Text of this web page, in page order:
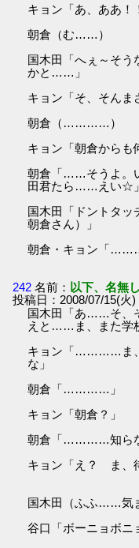
キョン「あ、ああ
朝倉（む……）
国木田「へぇ～そう
かと……」
キョン「そ、そん
朝倉（…………）
キョン「朝倉からも
朝倉「……そうよ。
田君たら……えい☆
国木田「ドントタ
朝倉さん）」
朝倉・キョン「
242 名前： 以下、名無
投稿日：2008/07/15(火
国木田「あ……そ、
えと……ま、また学
キョン「…………ま
な」
朝倉「…………」
キョン「朝倉？」
朝倉「…………知ら
キョン「え？ ま、
国木田（ふふ……気
谷口「ボーニョボ